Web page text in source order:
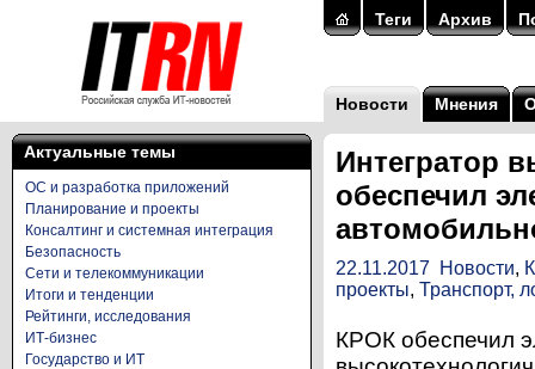
Теги Архив
Новости Мнения
Актуальные темы
ОС и разработка приложений
Планирование и проекты
Консалтинг и системная интеграция
Безопасность
Сети и телекоммуникации
Итоги и тенденции
Рейтинги, исследования
ИТ-бизнес
Государство и ИТ
Интегратор
обеспечил
22.11.2017 Новости,
проекты, Транспорт,
КРОК обеспечил